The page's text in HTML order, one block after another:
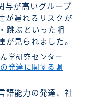
与が高いグループ
が遅れるリスクが
跳ぶといった粗
が見られました。
学研究センター
発達に関する調
語能力の発達、社